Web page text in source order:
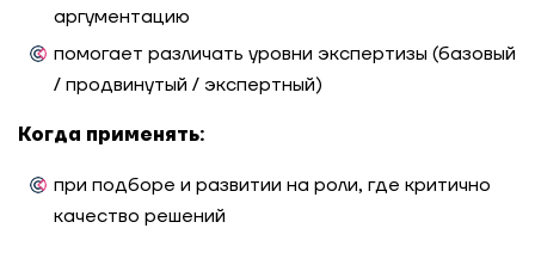
аргументацию
помогает различать уровни экспертизы (базовый
/ продвинутый / экспертный)
Когда применять:
при подборе и развитии на роли, где критично
качество решений